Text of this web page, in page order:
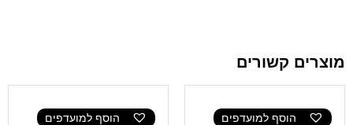
מוצרים קשורים
הוסף למועדפים הוסף למועדפים